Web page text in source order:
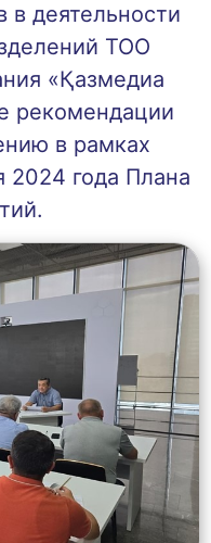
в деятельности
ТОО
«Қазмедиа
рекомендации
в рамках
2024 года Плана